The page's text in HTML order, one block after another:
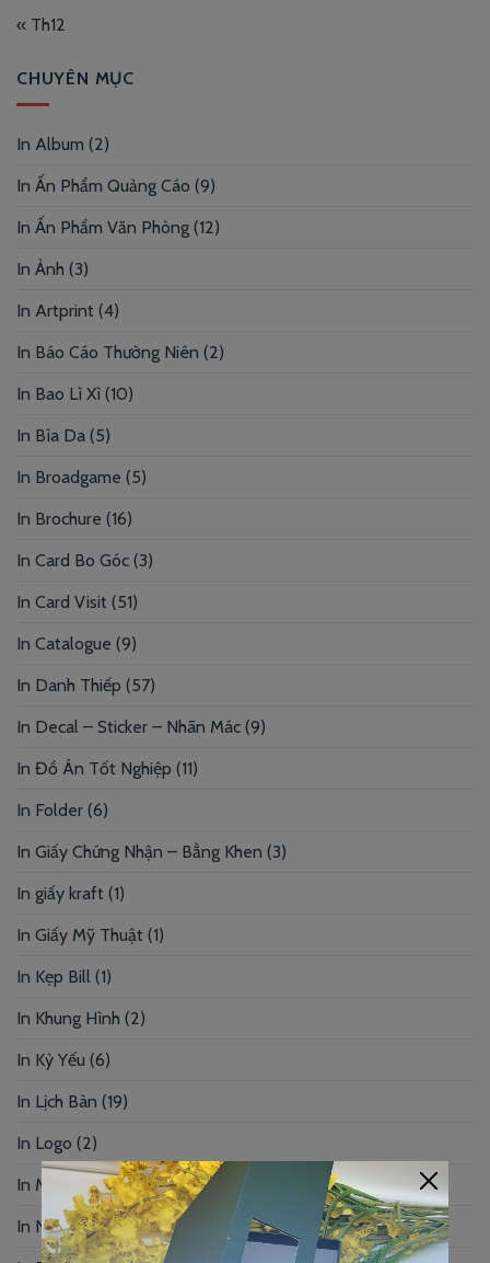
« Th12
CHUYÊN MỤC
In Album (2)
In Ấn Phẩm Quảng Cáo (9)
In Ấn Phẩm Văn Phòng (12)
In Ảnh (3)
In Artprint (4)
In Báo Cáo Thường Niên (2)
In Bao Lì Xì (10)
In Bìa Da (5)
In Broadgame (5)
In Brochure (16)
In Card Bo Góc (3)
In Card Visit (51)
In Catalogue (9)
In Danh Thiếp (57)
In Decal – Sticker – Nhãn Mác (9)
In Đồ Án Tốt Nghiệp (11)
In Folder (6)
In Giấy Chứng Nhận – Bằng Khen (3)
In giấy kraft (1)
In Giấy Mỹ Thuật (1)
In Kẹp Bill (1)
In Khung Hình (2)
In Kỷ Yếu (6)
In Lịch Bàn (19)
In Logo (2)
In Menu
(92)
In Name Card(49)